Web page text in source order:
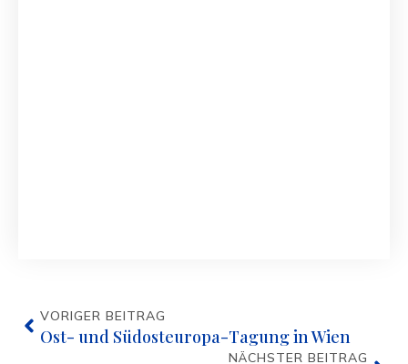
VORIGER BEITRAG
Ost- und Südosteuropa-Tagung in Wien
NÄCHSTER BEITRAG